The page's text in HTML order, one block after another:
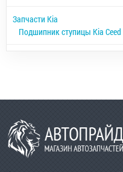
Запчасти Kia
Подшипник ступицы Kia Ceed